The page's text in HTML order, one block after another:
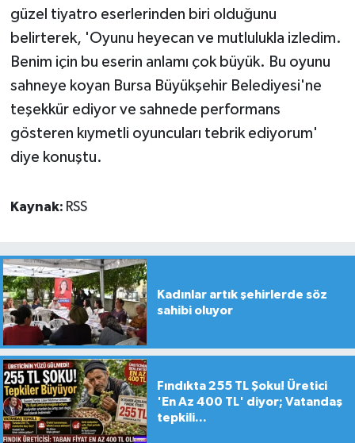
güzel tiyatro eserlerinden biri olduğunu
belirterek, 'Oyunu heyecan ve mutlulukla izledim.
Benim için bu eserin anlamı çok büyük. Bu oyunu
sahneye koyan Bursa Büyükşehir Belediyesi'ne
teşekkür ediyor ve sahnede performans
gösteren kıymetli oyuncuları tebrik ediyorum'
diye konuştu.
Kaynak: RSS
Kadınlar artık şehirlerde söz
sahibi oluyor
Fındıkta 255 TL Şoku! Üretici
'En Az 400 TL' diyor; Vatandaş
tepkili...